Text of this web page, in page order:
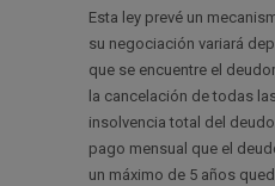
Esta ley prevé un
su negociación variará
que se encuentre el
la cancelación de todas
insolvencia total del
pago mensual que el
un máximo de 5 años